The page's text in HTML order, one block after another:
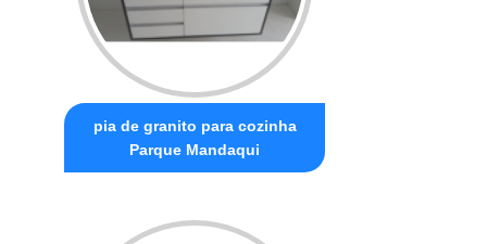
pia de granito para cozinha
Parque Mandaqui